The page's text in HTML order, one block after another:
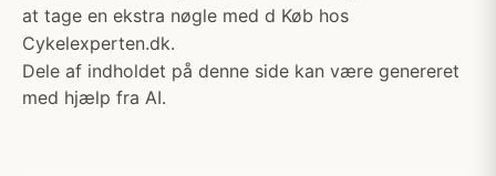
at tage en ekstra nøgle med d Køb hos
Cykelexperten.dk.
Dele af indholdet på denne side kan være genereret
med hjælp fra AI.